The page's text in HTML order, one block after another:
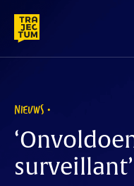
content
NIEUWS
surveillant’